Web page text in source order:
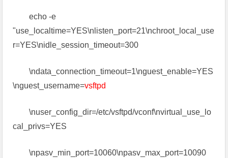
echo -e
"use_localtime=YES\nlisten_port=21\nchroot_local_use
r=YES\nidle_session_timeout=300
\ndata_connection_timeout=1\nguest_enable=YES
\nguest_username=vsftpd
\nuser_config_dir=/etc/vsftpd/vconf\nvirtual_use_lo
cal_privs=YES
\npasv_min_port=10060\npasv_max_port=10090